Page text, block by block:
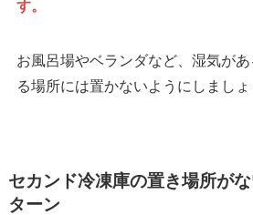
す。
お風呂場やベランダなど、湿気が
る場所には置かないようにしましょ
セカンド冷凍庫の置き場所が
ターン